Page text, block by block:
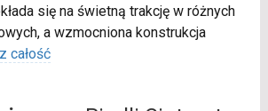
się na świetną trakcję w różnych
a wzmocniona konstrukcja
całość